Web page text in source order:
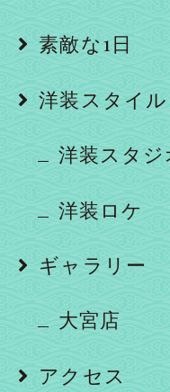
素敵な1日
洋装スタイル
洋装スタ
洋装ロケ
ギャラリー
大宮店
アクセス